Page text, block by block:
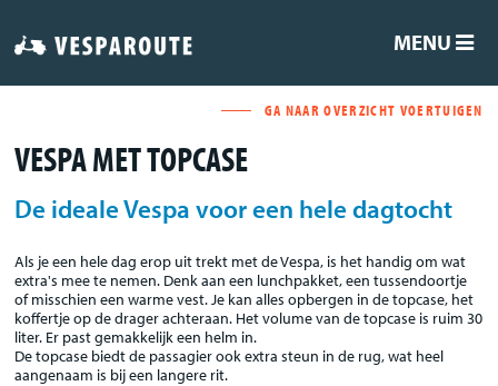
MENU
GA NAAR OVERZICHT VOERTUIGEN
VESPA MET TOPCASE
De ideale Vespa voor een hele dagtocht
Als je een hele dag erop uit trekt met de Vespa, is het handig om wat
extra's mee te nemen. Denk aan een lunchpakket, een tussendoortje
of misschien een warme vest. Je kan alles opbergen in de topcase, het
koffertje op de drager achteraan. Het volume van de topcase is ruim 30
liter. Er past gemakkelijk een helm in.
De topcase biedt de passagier ook extra steun in de rug, wat heel
aangenaam is bij een langere rit.